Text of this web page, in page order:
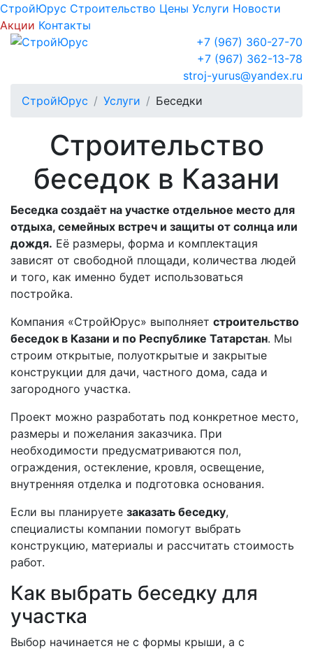
СтройЮрус Строительство Цены Услуги Новости
Акции Контакты
+7 (967) 360-27-70
+7 (967) 362-13-78
stroj-yurus@yandex.ru
СтройЮрус
Услуги Беседки
Строительство
беседок в Казани
Беседка создаёт на участке отдельное место для
отдыха, семейных встреч и защиты от солнца или
дождя. Её размеры, форма и комплектация
зависят от свободной площади, количества людей
и того, как именно будет использоваться
постройка.
Компания «СтройЮрус» выполняет строительство
беседок в Казани и по Республике Татарстан. Мы
строим открытые, полуоткрытые и закрытые
конструкции для дачи, частного дома, сада и
загородного участка.
Проект можно разработать под конкретное место,
размеры и пожелания заказчика. При
необходимости предусматриваются пол,
ограждения, остекление, кровля, освещение,
внутренняя отделка и подготовка основания.
Если вы планируете заказать беседку,
специалисты компании помогут выбрать
конструкцию, материалы и рассчитать стоимость
работ.
Как выбрать беседку для
участка
Выбор начинается не с формы крыши, а с